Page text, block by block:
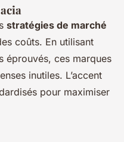
stratégies de marché
coûts. En utilisant
éprouvés, ces marques
inutiles. L’accent
pour maximiser